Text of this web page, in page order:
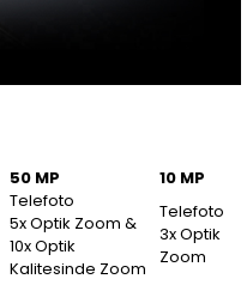
50 MP
10 MP
Telefoto
5x Optik Zoom &
10x Optik
Kalitesinde Zoom
Telefoto
3x Optik
Zoom